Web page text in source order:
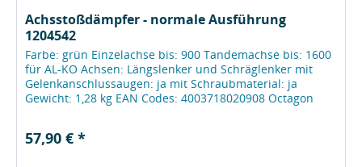
Achsstoßdämpfer - normale Ausführung
1204542
Farbe: grün Einzelachse bis: 900 Tandemachse bis: 1600
für AL-KO Achsen: Längslenker und Schräglenker mit
Gelenkanschlussaugen: ja mit Schraubmaterial: ja
Gewicht: 1,28 kg EAN Codes: 4003718020908 Octagon
57,90 € *